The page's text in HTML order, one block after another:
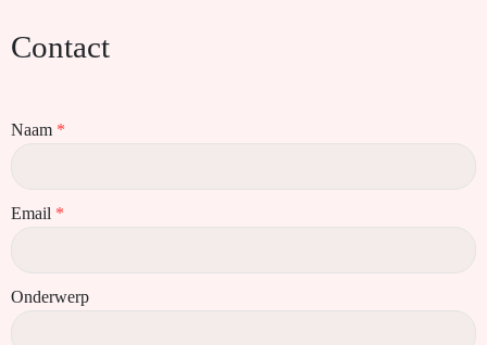
Contact
Naam *
Email *
Onderwerp